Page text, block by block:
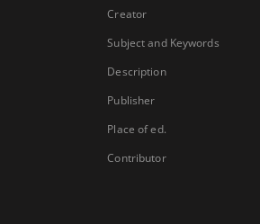
Creator
Subject and Keywords
Description
Publisher
Place of ed.
Contributor